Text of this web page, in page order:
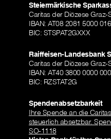
Steiermärkische
Caritas der Diözese Graz-
IBAN: AT08 2081 5000
BIC: STSPAT2GXXX
Raiffeisen-Landesbank
Caritas der Diözese Graz-
IBAN: AT40 3800 0000
BIC: RZSTAT2G
Spendenabsetzbarkeit
Ihre Spende an die
steuerlich absetzbar.
SO-1118